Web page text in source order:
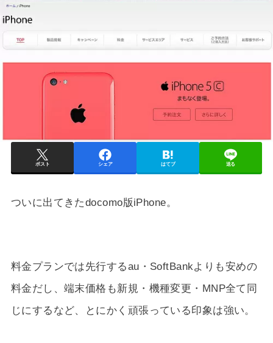
ポスト シェア はてブ 送る
ついに出てきたdocomo版iPhone。
料金プランでは先行するau・SoftBankよりも安めの
料金だし、端末価格も新規・機種変更・MNP全て同
じにするなど、とにかく頑張っている印象は強い。